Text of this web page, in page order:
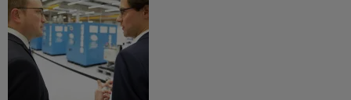
pour
l'industrie
des
process
Énergie
imprimé
Services
de
connecteurs
Automatisation
et
logiciels
Commandes